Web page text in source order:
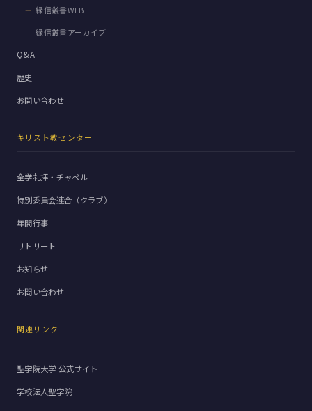
緑信叢書WEB
緑信叢書アーカイブ
Q&A
歴史
お問い合わせ
キリスト教センター
全学礼拝・チャペル
特別委員会連合（クラブ）
年間行事
リトリート
お知らせ
お問い合わせ
関連リンク
聖学院大学 公式サイト
学校法人聖学院